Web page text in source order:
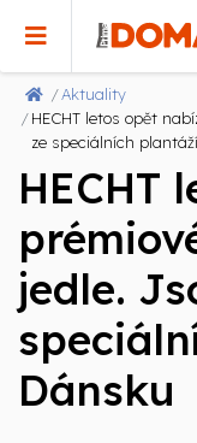
Aktuality
HECHT letos opět
ze speciálních
HECHT
jedle.
Dánsku